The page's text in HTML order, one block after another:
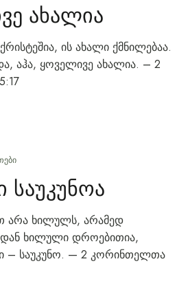
ახალია
ის ახალი ქმნილებაა.
აჰა, ყოველივე ახალია. – 2
საუკუნოა
არა ხილულს, არამედ
ხილული დროებითია,
– საუკუნო. — 2 კორინთელთა